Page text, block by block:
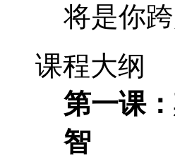
将是你
课程大纲
第一课
智